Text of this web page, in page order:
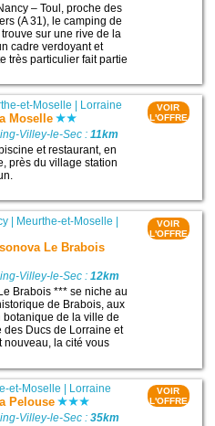
– Toul, proche des
(A 31), le camping de
sur une rive de la
cadre verdoyant et
très particulier fait partie
et-Moselle | Lorraine
Moselle
Villey-le-Sec :11km
et restaurant, en
près du village station
VOIR
L'OFFRE
Meurthe-et-Moselle
Le Brabois
Villey-le-Sec :12km
Brabois *** se niche au
de Brabois, aux
botanique de la ville de
des Ducs de Lorraine et
nouveau, la cité vous
VOIR
L'OFFRE
et-Moselle Lorraine
Pelouse
Villey-le-Sec :35km
VOIR
L'OFFRE